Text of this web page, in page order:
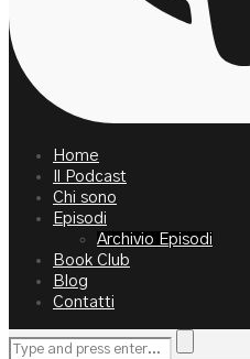
Home
Il Podcast
Chi sono
Episodi
Archivio Episodi
Book Club
Blog
Contatti